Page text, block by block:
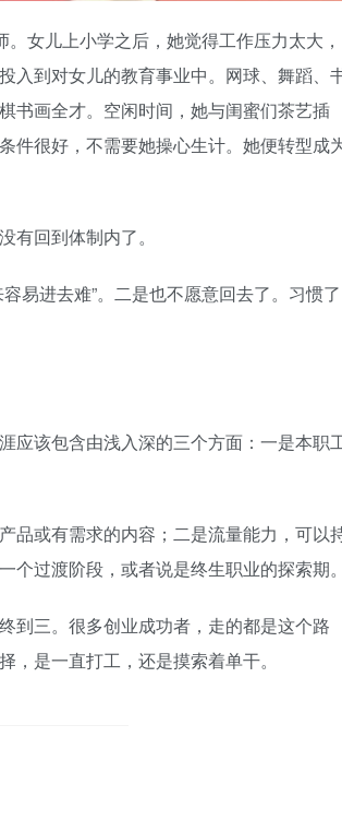
女儿上小学之后，她觉得工作压力太大，
到对女儿的教育事业中。网球、舞蹈、
画全才。空闲时间，她与闺蜜们茶艺插
很好，不需要她操心生计。她便转型成
回到体制内了。
易进去难”。二是也不愿意回去了。习惯了
该包含由浅入深的三个方面：一是本职
品或有需求的内容；二是流量能力，可以
个过渡阶段，或者说是终生职业的探索期
到三。很多创业成功者，走的都是这个路
是一直打工，还是摸索着单干。